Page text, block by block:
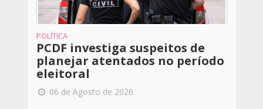
POLÍTICA
PCDF investiga suspeitos de
planejar atentados no período
eleitoral
06 de Agosto de 2026